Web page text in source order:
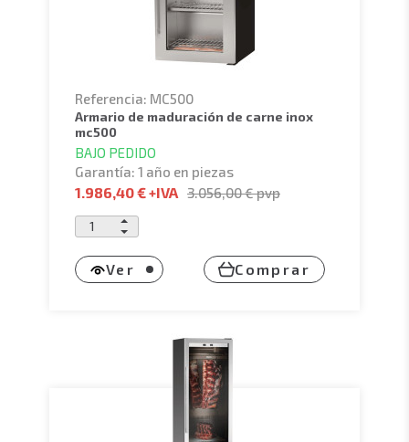
Referencia: MC500
armario de maduración de carne inox
mc500
BAJO PEDIDO
Garantía: 1 año en piezas
1.986,40 €+IVA 3.056,00 €pvp
Ver Comprar